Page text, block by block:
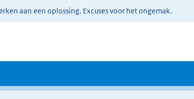
aan een oplossing. Excuses voor het ongemak.